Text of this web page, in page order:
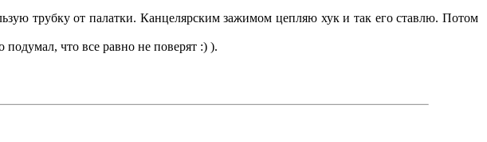
трубку от палатки. Канцелярским зажимом цепляю хук и так его ставлю. Потом
подумал, что все равно не поверят :) ).